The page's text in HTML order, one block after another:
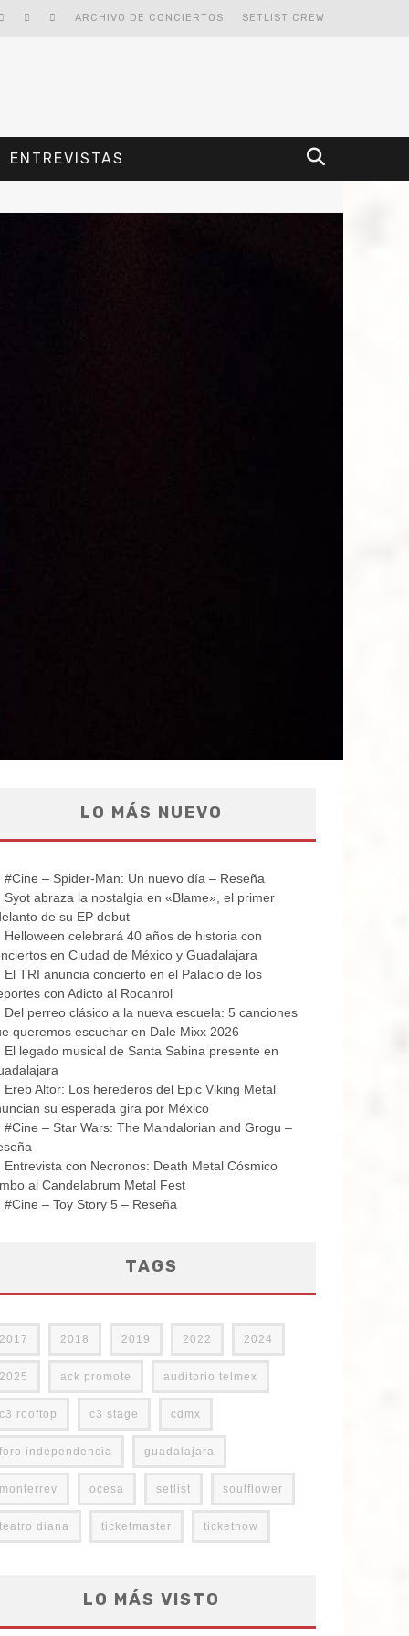
SETLIST CREW
ARCHIVO DE CONCIERTOS
ENTREVISTAS
LO MÁS NUEVO
#Cine – Spider-Man: Un nuevo día – Reseña
Syot abraza la nostalgia en «Blame», el primer
de su EP debut
Helloween celebrará 40 años de historia con
en Ciudad de México y Guadalajara
El TRI anuncia concierto en el Palacio de los
con Adicto al Rocanrol
Del perreo clásico a la nueva escuela: 5 canciones
queremos escuchar en Dale Mixx 2026
El legado musical de Santa Sabina presente en
Ereb Altor: Los herederos del Epic Viking Metal
su esperada gira por México
#Cine – Star Wars: The Mandalorian and Grogu –
Entrevista con Necronos: Death Metal Cósmico
al Candelabrum Metal Fest
#Cine – Toy Story 5 – Reseña
TAGS
2017 2018 2019 2022 2024
2025 ack promote auditorio telmex
c3 rooftop c3 stage cdmx
foro independencia guadalajara
monterrey ocesa setlist soulflower
teatro diana ticketmaster ticketnow
LO MÁS VISTO